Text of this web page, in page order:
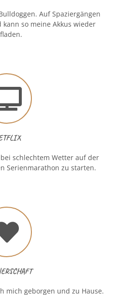
Auf Spaziergängen
so meine Akkus wieder
schlechtem Wetter auf der
Serienmarathon zu starten.
mich geborgen und zu Hause.